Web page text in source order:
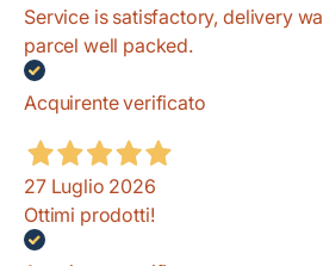
Service is satisfactory, delivery
parcel well packed.
Acquirente verificato
27 Luglio 2026
Ottimi prodotti!